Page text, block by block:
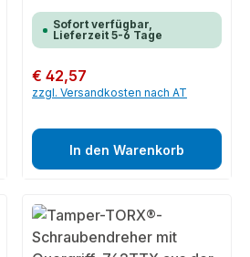
Sofort verfügbar,
Lieferzeit 5-6 Tage
Regulärer Preis:
€ 42,57
zzgl. Versandkosten nach AT
In den Warenkorb